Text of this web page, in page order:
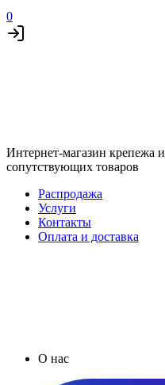
0
Интернет-магазин крепежа и
сопутствующих товаров
Распродажа
Услуги
Контакты
Оплата и доставка
О нас